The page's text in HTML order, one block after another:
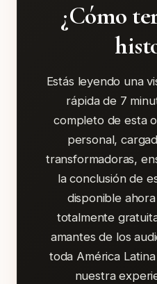
¿Cómo
Estás leyendo una
rápida de 7
completo de esta
personal,
transformadoras,
la conclusión de
disponible
totalmente
amantes de los
toda América
nuestra